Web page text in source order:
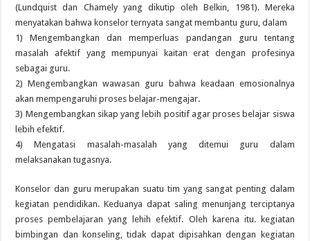
(Lundquist dan Chamely yang dikutip oleh Belkin, 1981). Mereka
menyatakan bahwa konselor ternyata sangat membantu guru, dalam
1) Mengembangkan dan memperluas pandangan guru tentang
masalah afektif yang mempunyai kaitan erat dengan profesinya
sebagai guru.
2) Mengembangkan wawasan guru bahwa keadaan emosionalnya
akan mempengaruhi proses belajar-mengajar.
3) Mengembangkan sikap yang lebih positif agar proses belajar siswa
lebih efektif.
4) Mengatasi masalah-masalah yang ditemui guru dalam
melaksanakan tugasnya.
Konselor dan guru merupakan suatu tim yang sangat penting dalam
kegiatan pendidikan. Keduanya dapat saling menunjang terciptanya
proses pembelajaran yang lehih efektif. Oleh karena itu. kegiatan
bimbingan dan konseling, tidak dapat dipisahkan dengan kegiatan